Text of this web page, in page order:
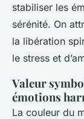
stabiliser les
sérénité. On
la libération
le stress et
Valeur
émotions
La couleur du